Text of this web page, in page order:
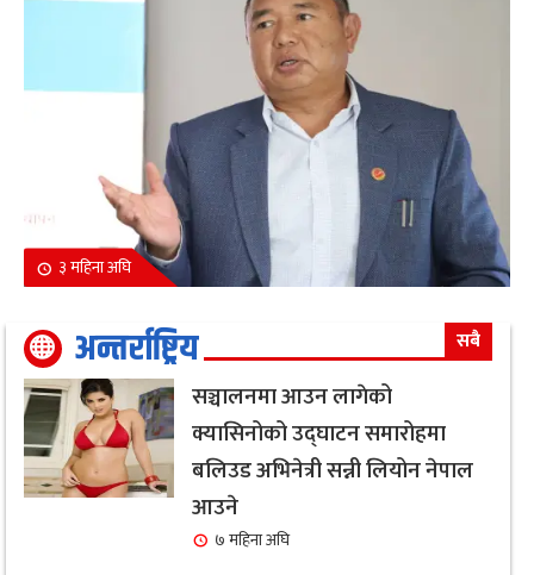
३ महिना अघि
अन्तर्राष्ट्रिय सबै
सञ्चालनमा आउन लागेको
क्यासिनोको उद्घाटन समारोहमा
बलिउड अभिनेत्री सन्नी लियोन नेपाल
आउने
७ महिना अघि